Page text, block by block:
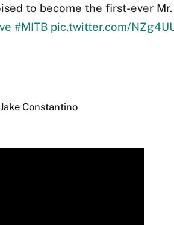
to become the first-ever
#MITB pic.twitter.com/
Constantino